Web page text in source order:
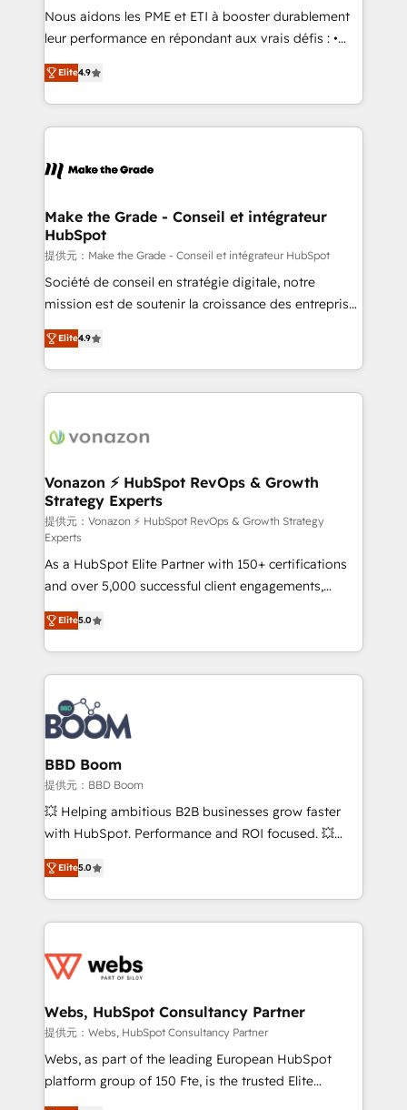
Canada, Germany, France, Belgium, Singapore, and
South Africa. Certified compliant with ISO/IEC
international offices and 175+ employees.
Nous aidons les PME et ETI à booster durablement
leur performance en répondant aux vrais défis : •
Intégration de HubSpot avec d’autres outils (ERP,
téléphonie, etc.) • Alignement des équipes grâce à un
outil et des données partagées • Amélioration de la
collecte et de l’analyse des données pour des
de la productivité des équipes Notre équipe de 30
avec un engagement total, alignant processus
métiers et technologie, et guidant vos équipes à
travers le changement, tout en centrant vos objectifs
d’entreprise. Grâce à une méthodologie éprouvée
auprès de plus de 400 clients, nous comprenons
HubSpot dans votre organisation. Pour toute
question technique ou besoin de structuration de
Elite4.9
Make the Grade - Conseil et intégrateur
HubSpot
提供元：Make the Grade - Conseil et intégrateur HubSpot
Société de conseil en stratégie digitale, notre
mission est de soutenir la croissance des entreprises
B2B à travers l’acquisition de nouveaux clients,
l'intégration CRM et le développement des revenus
auprès de vos comptes existants. En France et à
l'international, nous travaillons avec des ETI
delà d’une simple transformation digitale et des
➤ L’intégration de CRM et de méthodologie RevOps
pour aligner les équipes marketing, commerciales et
support client (data migration, synchronisation API,
audit et maintenance) ➤ La création de sites internet
de conversion qui transforment les visiteurs en
opportunités d'affaires ➤ La mise en place de
stratégies d'acquisition marketing (SEO, SEA,
inbound, automatisation marketing, ABM, IA,
emailing) Informations clés : - 10 ans d'expérience -
100+ intégrations CRM HubSpot réussies - 40
experts conseil - 150 certifications HubSpot
cumulées
Elite4.9
Vonazon ⚡ HubSpot RevOps & Growth
Strategy Experts
提供元：Vonazon ⚡ HubSpot RevOps & Growth Strategy
Experts
As a HubSpot Elite Partner with 150+ certifications
and over 5,000 successful client engagements,
Vonazon turns marketing complexity into
measurable, scalable growth. From onboarding to
enterprise-grade campaigns, our in-house team
builds scalable strategies that drive long-term
revenue. ⚙️ HubSpot Integration & Optimization •
Seamless CRM, CMS, and automation setup •
Complex platform migrations and data cleanups •
Custom APIs and third-party integrations 📈 End-to-
End Revenue Acceleration • Lifecycle marketing and
pipeline growth programs • Sales enablement tools
and CRM optimization • Retention strategies with
Execution • 750+ onboardings and 2,000+
implementations • Deep expertise across marketing,
Elite5.0
BBD Boom
提供元：BBD Boom
💥 Helping ambitious B2B businesses grow faster
with HubSpot. Performance and ROI focused. 💥
BBD Boom is the HubSpot partner that can help you
to HubSpot Better. We work with your teams to
solve all your HubSpot challenges and improve user
adoption, sales process and marketing results.
the first time 🔧 Designing and optimising your
and build using HubSpot 🔌 Integrating HubSpot
with other systems 🎓 Training your teams to be
HubSpot pros 📊 Lead generation services using
HubSpot Why us? - SIX HubSpot Accreditations -
Elite5.0
Webs, HubSpot Consultancy Partner
提供元：Webs, HubSpot Consultancy Partner
Webs, as part of the leading European HubSpot
platform group of 150 Fte, is the trusted Elite
HubSpot CRM Partner offering you a roadmap on